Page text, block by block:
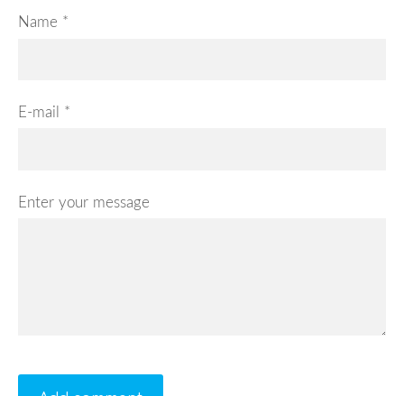
Name *
E-mail *
Enter your message